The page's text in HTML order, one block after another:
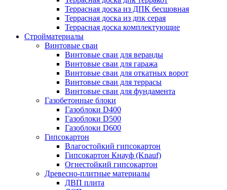
Террасная доска из ДПК бесшовная
Террасная доска из дпк серая
Террасная доска комплектующие
Стройматериалы
Винтовые сваи
Винтовые сваи для веранды
Винтовые сваи для гаража
Винтовые сваи для откатных ворот
Винтовые сваи для террасы
Винтовые сваи для фундамента
Газобетонные блоки
Газоблоки D400
Газоблоки D500
Газоблоки D600
Гипсокартон
Влагостойкий гипсокартон
Гипсокартон Кнауф (Knauf)
Огнестойкий гипсокартон
Древесно-плитные материалы
ДВП плита